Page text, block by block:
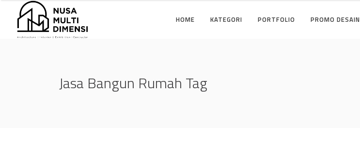
HOME KATEGORI PORTFOLIO PROMO DESAIN
Jasa Bangun Rumah Tag